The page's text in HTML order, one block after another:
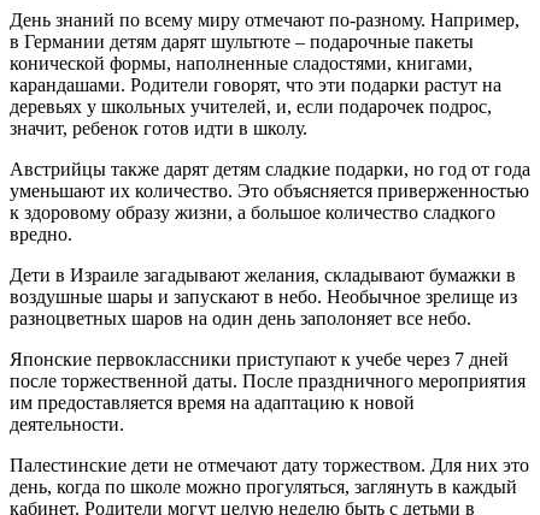
День знаний по всему миру отмечают по-разному. Например,
в Германии детям дарят шультюте – подарочные пакеты
конической формы, наполненные сладостями, книгами,
карандашами. Родители говорят, что эти подарки растут на
деревьях у школьных учителей, и, если подарочек подрос,
значит, ребенок готов идти в школу.
Австрийцы также дарят детям сладкие подарки, но год от года
уменьшают их количество. Это объясняется приверженностью
к здоровому образу жизни, а большое количество сладкого
вредно.
Дети в Израиле загадывают желания, складывают бумажки в
воздушные шары и запускают в небо. Необычное зрелище из
разноцветных шаров на один день заполоняет все небо.
Японские первоклассники приступают к учебе через 7 дней
после торжественной даты. После праздничного мероприятия
им предоставляется время на адаптацию к новой
деятельности.
Палестинские дети не отмечают дату торжеством. Для них это
день, когда по школе можно прогуляться, заглянуть в каждый
кабинет. Родители могут целую неделю быть с детьми в